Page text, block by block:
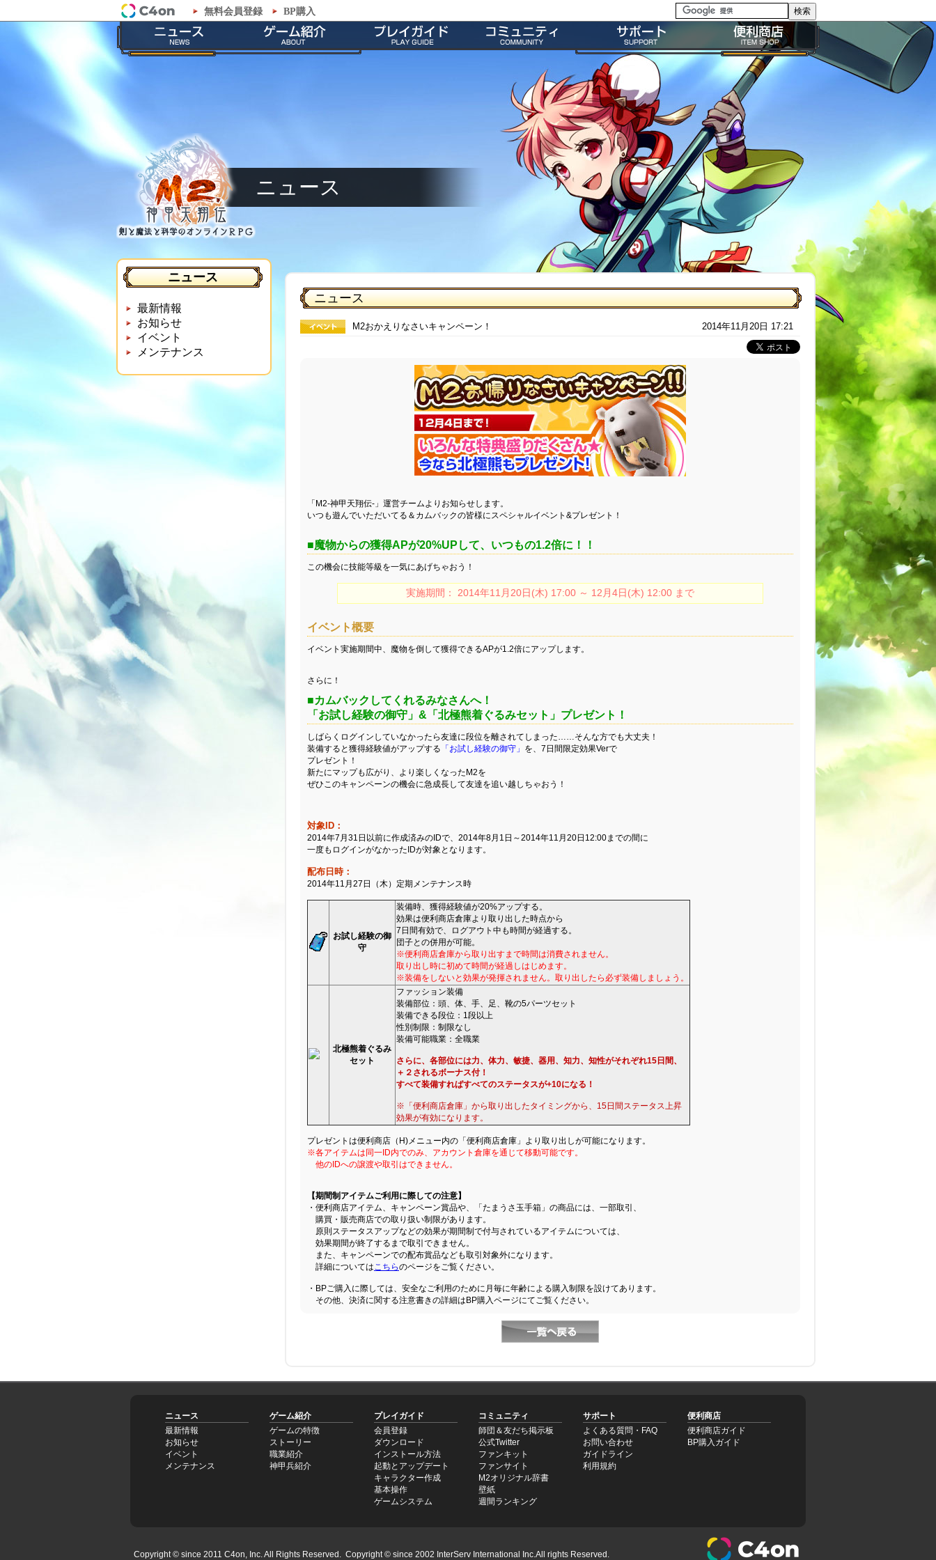
無料会員登録 BP購入
「M2-神甲天翔伝-」公式サイト
ニュース
師団＆友だち募集掲示板
公式Twitter
ファンキット
ファンサイト
M2オリジナル辞書
壁紙
師団ランキング
よくある質問・FAQ
お問い合わせ
ガイドライン
利用規約
便利商店ガイド
BP購入ガイド
ニュース
最新情報
お知らせ
イベント
メンテナンス
ニュース
M2おかえりなさいキャンペーン！ 2014年11月20日 17:21
「M2-神甲天翔伝-」運営チームよりお知らせします。
いつも遊んでいただいてる＆カムバックの皆様にスペシャルイベント&プレゼント！
■魔物からの獲得APが20%UPして、いつもの1.2倍に！！
この機会に技能等級を一気にあげちゃおう！
実施期間： 2014年11月20日(木) 17:00 ～ 12月4日(木) 12:00 まで
イベント概要
イベント実施期間中、魔物を倒して獲得できるAPが1.2倍にアップします。
さらに！
■カムバックしてくれるみなさんへ！
「お試し経験の御守」&「北極熊着ぐるみセット」プレゼント！
しばらくログインしていなかったら友達に段位を離されてしまった……そんな方でも大丈夫！
装備すると獲得経験値がアップする 「お試し経験の御守」 を、7日間限定効果Verで
プレゼント！
新たにマップも広がり、より楽しくなったM2を
ぜひこのキャンペーンの機会に急成長して友達を追い越しちゃおう！
対象ID：
2014年7月31日以前に作成済みのIDで、2014年8月1日～2014年11月20日12:00までの間に
一度もログインがなかったIDが対象となります。
配布日時：
2014年11月27日（木）定期メンテナンス時
お試し経験の御
守
装備時、獲得経験値が20%アップする。
効果は便利商店倉庫より取り出した時点から
7日間有効で、ログアウト中も時間が経過する。
団子との併用が可能。
※便利商店倉庫から取り出すまで時間は消費されません。
取り出し時に初めて時間が経過しはじめます。
※装備をしないと効果が発揮されません。取り出したら必ず装備しましょう。
北極熊着ぐるみ
セット
ファッション装備
装備部位：頭、体、手、足、靴の5パーツセット
装備できる段位：1段以上
性別制限：制限なし
装備可能職業：全職業
さらに、各部位には力、体力、敏捷、器用、知力、知性がそれぞれ15日間、
＋２されるボーナス付！
すべて装備すればすべてのステータスが+10になる！
※「便利商店倉庫」から取り出したタイミングから、15日間ステータス上昇
効果が有効になります。
プレゼントは便利商店（H)メニュー内の「便利商店倉庫」より取り出しが可能になります。
※各アイテムは同一ID内でのみ、アカウント倉庫を通じて移動可能です。
他のIDへの譲渡や取引はできません。
【期間制アイテムご利用に際しての注意】
・便利商店アイテム、キャンペーン賞品や、「たまうさ玉手箱」の商品には、一部取引、
購買・販売商店での取り扱い制限があります。
原則ステータスアップなどの効果が期間制で付与されているアイテムについては、
効果期間が終了するまで取引できません。
また、キャンペーンでの配布賞品なども取引対象外になります。
詳細についてはこちらのページをご覧ください。
・BPご購入に際しては、安全なご利用のために月毎に年齢による購入制限を設けてあります。
その他、決済に関する注意書きの詳細はBP購入ページにてご覧ください。
ニュース
最新情報
お知らせ
イベント
メンテナンス
ゲーム紹介
ゲームの特徴
ストーリー
職業紹介
神甲兵紹介
プレイガイド
会員登録
ダウンロード
インストール方法
起動とアップデート
キャラクター作成
基本操作
ゲームシステム
コミュニティ
師団＆友だち掲示板
公式Twitter
ファンキット
ファンサイト
M2オリジナル辞書
壁紙
週間ランキング
サポート
よくある質問・FAQ
お問い合わせ
ガイドライン
利用規約
便利商店
便利商店ガイド
BP購入ガイド
Copyright © since 2011 C4on, Inc. All Rights Reserved. Copyright © since 2002 InterServ International Inc.All rights Reserved.